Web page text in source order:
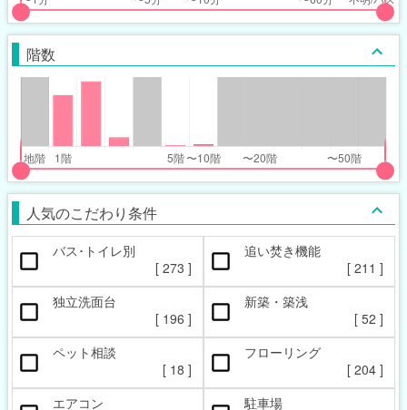
階数
人気のこだわり条件
バス･トイレ別
[ 273 ]
追い焚き機能
[ 211 ]
独立洗面台
[ 196 ]
新築・築浅
[ 52 ]
ペット相談
[ 18 ]
フローリング
[ 204 ]
エアコン
駐車場